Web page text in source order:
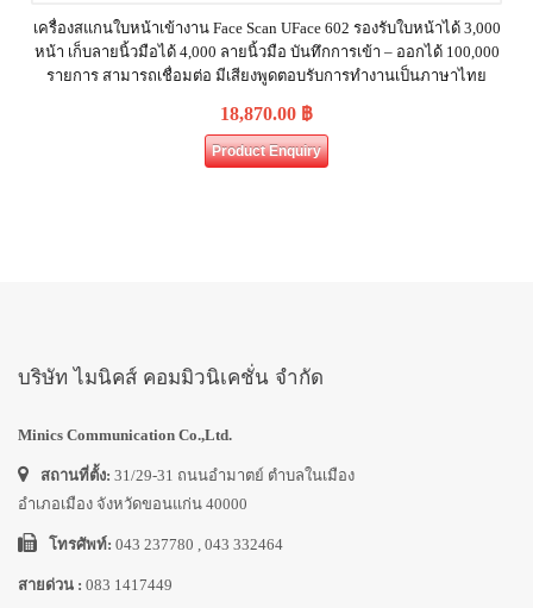
เครื่องสแกนใบหน้าเข้างาน Face Scan UFace 602 รองรับใบหน้าได้ 3,000
หน้า เก็บลายนิ้วมือได้ 4,000 ลายนิ้วมือ บันทึกการเข้า – ออกได้ 100,000
รายการ สามารถเชื่อมต่อ มีเสียงพูดตอบรับการทำงานเป็นภาษาไทย
18,870.00 ฿
Product Enquiry
บริษัท ไมนิคส์ คอมมิวนิเคชั่น จำกัด
Minics Communication Co.,Ltd.
สถานที่ตั้ง: 31/29-31 ถนนอำมาตย์ ตำบลในเมือง
อำเภอเมือง จังหวัดขอนแก่น 40000
โทรศัพท์: 043 237780 , 043 332464
สายด่วน : 083 1417449